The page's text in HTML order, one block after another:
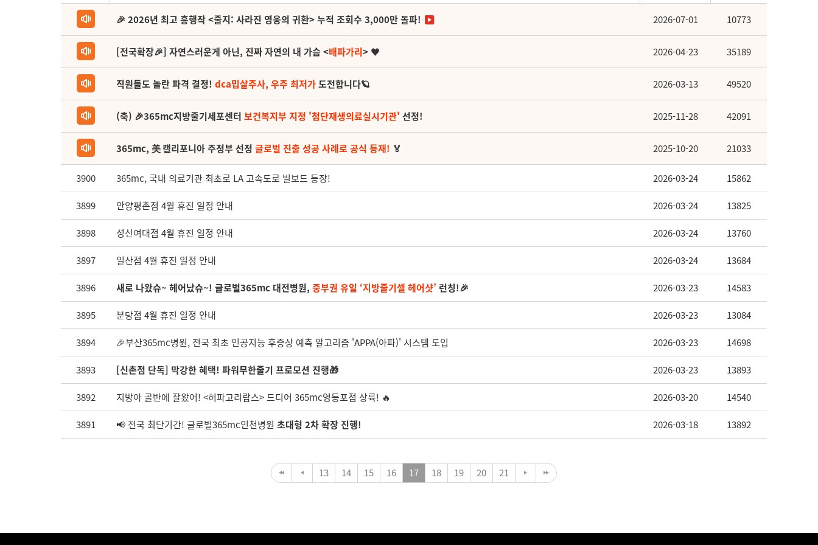
🎉 2026년 최고 흥행작 <줄지: 사라진 영웅의 귀환> 누적 조회수 3,000만 돌파! 2026-07-01 10773
[전국확장🎉] 자연스러운게 아닌, 진짜 자연의 내 가슴 <배파가리> ♥ 2026-04-23 35189
직원들도 놀란 파격 결정! dca밉살주사, 우주 최저가도전합니다🪐 2026-03-13 49520
(축) 🎉365mc지방줄기세포센터 보건복지부 지정 '첨단재생의료실시기관' 선정! 2025-11-28 42091
365mc, 美 캘리포니아 주정부 선정 글로벌 진출 성공 사례로 공식 등재! 🏅 2025-10-20 21033
3900 365mc, 국내 의료기관 최초로 LA 고속도로 빌보드 등장! 2026-03-24 15862
3899 안양평촌점 4월 휴진 일정 안내 2026-03-24 13825
3898 성신여대점 4월 휴진 일정 안내 2026-03-24 13760
3897 일산점 4월 휴진 일정 안내 2026-03-24 13684
3896 새로 나왔슈~ 헤어났슈~! 글로벌365mc 대전병원, 중부권 유일 ‘지방줄기셀 헤어샷’ 런칭!🎉 2026-03-23 14583
3895 분당점 4월 휴진 일정 안내 2026-03-23 13084
3894 🎉부산365mc병원, 전국 최초 인공지능 후증상 예측 알고리즘 'APPA(아파)' 시스템 도입 2026-03-23 14698
3893 [신촌점 단독] 막강한 혜택! 파워무한줄기 프로모션 진행🎁 2026-03-23 13893
3892 지방아 골반에 잘왔어! <허파고리람스> 드디어 365mc영등포점 상륙! 🔥 2026-03-20 14540
3891 📢 전국 최단기간! 글로벌365mc인천병원 초대형 2차 확장 진행! 2026-03-18 13892
13 14 15 16 17 18 19 20 21